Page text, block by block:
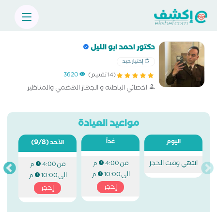
دكتور احمد ابو الليل
إختيار جيد
(14 تقييم) 3620
اخصائي الباطنه و الجهاز الهضمي والمناظير
مواعيد العيادة
اليوم
انتهي وقت الحجز
غداً
من4:00 م
الى10:00 م
إحجز
الأحد(9/8)
من4:00 م
الى10:00 م
إحجز